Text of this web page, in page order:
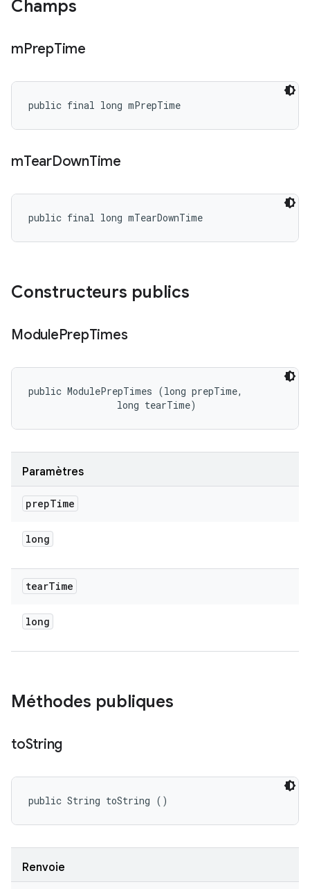
Champs
mPrepTime
public final long mPrepTime
mTearDownTime
public final long mTearDownTime
Constructeurs publics
ModulePrepTimes
public ModulePrepTimes (long prepTime,
                long tearTime)
Paramètres
prepTime
long
tearTime
long
Méthodes publiques
toString
public String toString ()
Renvoie